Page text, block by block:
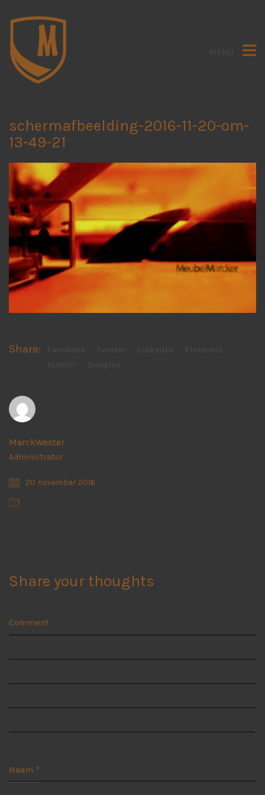
MENU
schermafbeelding-2016-11-20-om-
13-49-21
Share: Facebook
MarckWester
Administrator
20 november 2016
Share your thoughts
Comment
Naam *